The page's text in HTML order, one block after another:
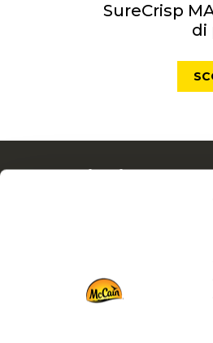
SureCrisp
di
Navigation
Download